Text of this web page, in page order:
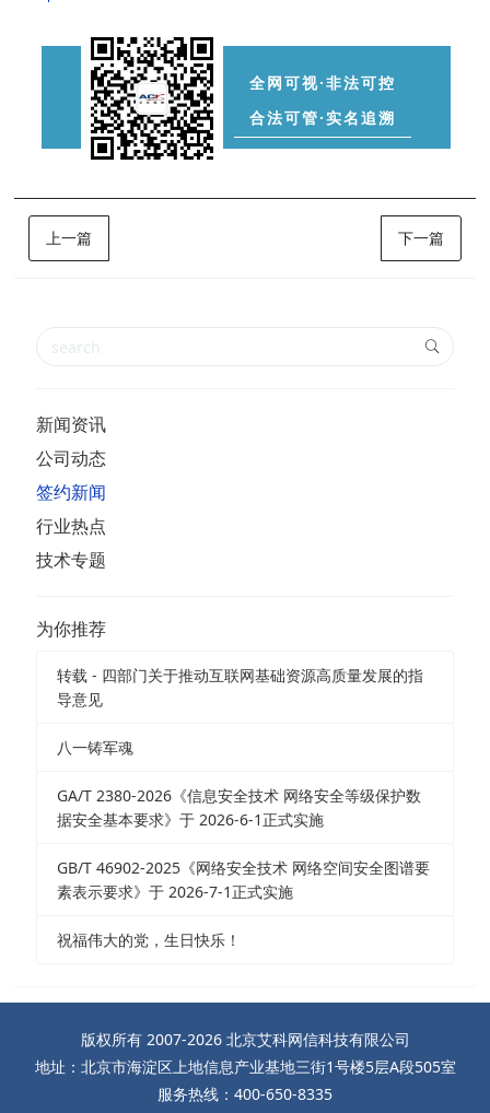
全网可视·非法可控
合法可管·实名追溯
上一篇 下一篇
新闻资讯
公司动态
签约新闻
行业热点
技术专题
为你推荐
转载 - 四部门关于推动互联网基础资源高质量发展的指
导意见
八一铸军魂
GA/T 2380-2026《信息安全技术 网络安全等级保护数
据安全基本要求》于 2026-6-1正式实施
GB/T 46902-2025《网络安全技术 网络空间安全图谱要
素表示要求》于 2026-7-1正式实施
祝福伟大的党，生日快乐！
版权所有 2007-2026 北京艾科网信科技有限公司
地址：北京市海淀区上地信息产业基地三街1号楼5层A段505室
服务热线：400-650-8335